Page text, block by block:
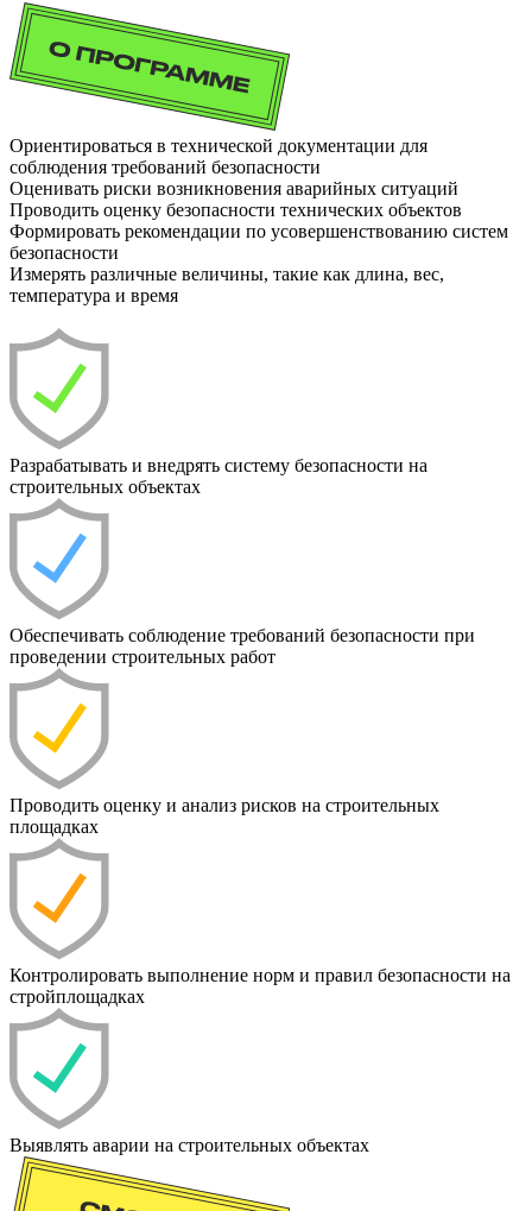
Ориентироваться в технической документации для
соблюдения требований безопасности
Оценивать риски возникновения аварийных ситуаций
Проводить оценку безопасности технических объектов
Формировать рекомендации по усовершенствованию систем
безопасности
Измерять различные величины, такие как длина, вес,
температура и время
Разрабатывать и внедрять систему безопасности на
строительных объектах
Обеспечивать соблюдение требований безопасности при
проведении строительных работ
Проводить оценку и анализ рисков на строительных
площадках
Контролировать выполнение норм и правил безопасности на
стройплощадках
Выявлять аварии на строительных объектах